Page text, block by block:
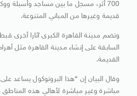
700 أثر، مسجل ما بين مساجد وأسبلة
قديمة وغيرها من المباني المتنوعة.
وتضم مدينة القاهرة الكبرى آثارا أخرى
السابقة على إنشاء مدينة القاهرة مثل
القديمة.
وقال البيان إن “هذا البروتوكول يساعد
مباشرة وغير مباشرة لأهالي هذه المناطق